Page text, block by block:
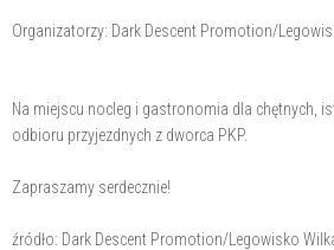
Organizatorzy: Dark Descent Promotion/
Na miejscu nocleg i gastronomia dla chętnych,
odbioru przyjezdnych z dworca PKP.
Zapraszamy serdecznie!
źródło: Dark Descent Promotion/Legowisko